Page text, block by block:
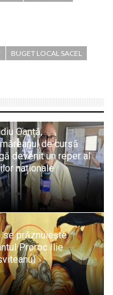
BUGET LOCAL SACEL
Oanță,
de cursă
devenit un reper al
naționale
se prăznuiește
Proroc Ilie